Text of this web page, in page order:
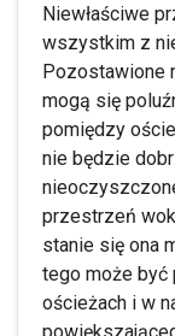
Niewłaściwe
wszystkim z
Pozostawione
mogą się
pomiędzy
nie będzie
przestrzeń
stanie się ona
tego może być
ościeżach i w